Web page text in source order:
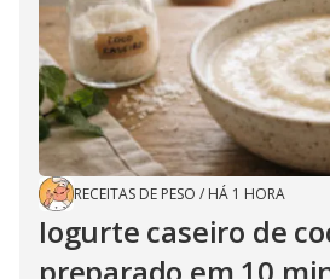
RECEITAS DE PESO / HÁ 1 HORA
Iogurte caseiro de